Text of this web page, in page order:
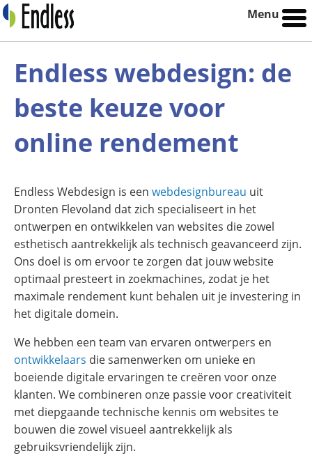
Menu
Endless webdesign: de
beste keuze voor
online rendement
Endless Webdesign is een webdesignbureau uit
Dronten Flevoland dat zich specialiseert in het
ontwerpen en ontwikkelen van websites die zowel
esthetisch aantrekkelijk als technisch geavanceerd zijn.
Ons doel is om ervoor te zorgen dat jouw website
optimaal presteert in zoekmachines, zodat je het
maximale rendement kunt behalen uit je investering in
het digitale domein.
We hebben een team van ervaren ontwerpers en
ontwikkelaars die samenwerken om unieke en
boeiende digitale ervaringen te creëren voor onze
klanten. We combineren onze passie voor creativiteit
met diepgaande technische kennis om websites te
bouwen die zowel visueel aantrekkelijk als
gebruiksvriendelijk zijn.